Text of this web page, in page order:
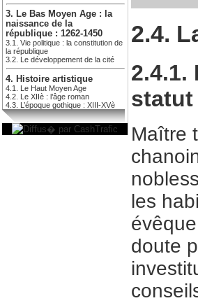
3. Le Bas Moyen Age : la
naissance de la
république : 1262-1450
3.1. Vie politique : la constitution de
la république
3.2. Le développement de la cité
4. Histoire artistique
4.1. Le Haut Moyen Age
4.2. Le XIIè : l’âge roman
4.3. L’époque gothique : XIII-XVè
2.4.
2.4.1.
statut
Maître
les
doute